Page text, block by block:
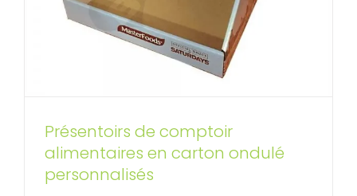
Présentoirs de comptoir
alimentaires en carton ondulé
personnalisés
Boîte de comptoir d’affichage
de vente au détail d’aliments